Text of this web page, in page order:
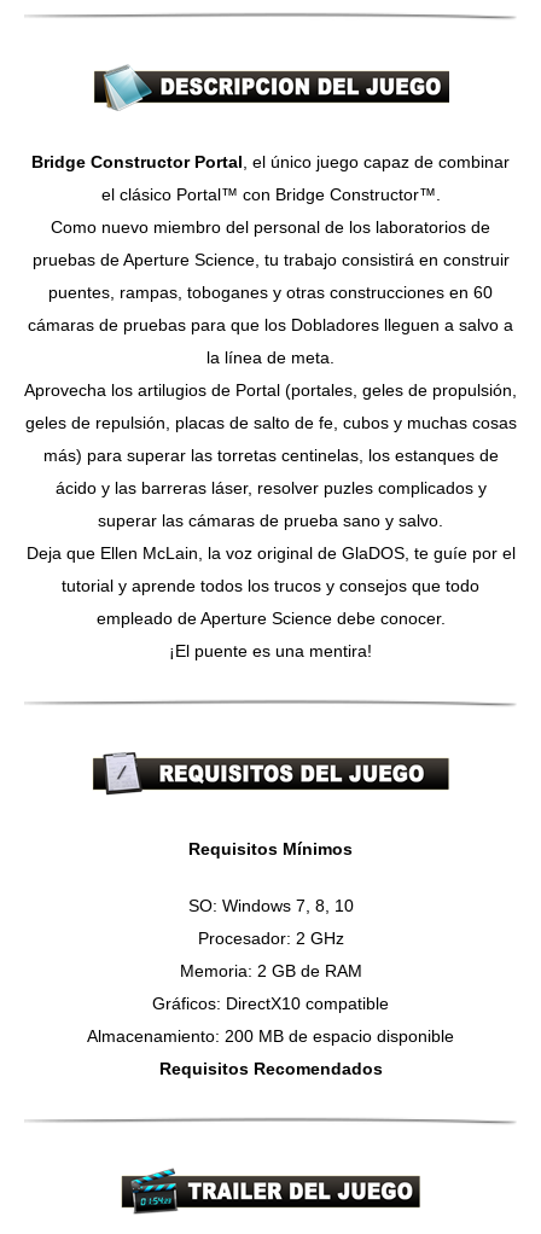
Bridge Constructor Portal , el único juego capaz de combinar
el clásico Portal™ con Bridge Constructor™.
Como nuevo miembro del personal de los laboratorios de
pruebas de Aperture Science, tu trabajo consistirá en construir
puentes, rampas, toboganes y otras construcciones en 60
cámaras de pruebas para que los Dobladores lleguen a salvo a
la línea de meta.
Aprovecha los artilugios de Portal (portales, geles de propulsión,
geles de repulsión, placas de salto de fe, cubos y muchas cosas
más) para superar las torretas centinelas, los estanques de
ácido y las barreras láser, resolver puzles complicados y
superar las cámaras de prueba sano y salvo.
Deja que Ellen McLain, la voz original de GlaDOS, te guíe por el
tutorial y aprende todos los trucos y consejos que todo
empleado de Aperture Science debe conocer.
¡El puente es una mentira!
Requisitos Mínimos
SO: Windows 7, 8, 10
Procesador: 2 GHz
Memoria: 2 GB de RAM
Gráficos: DirectX10 compatible
Almacenamiento: 200 MB de espacio disponible
Requisitos Recomendados